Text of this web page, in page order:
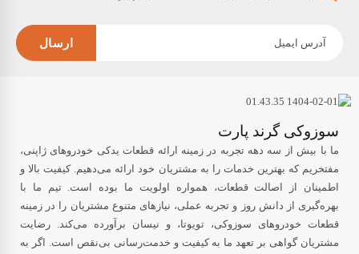
سوزوکی گرند پارت
ما با بیش از سه دهه تجربه در زمینه ارائه قطعات یدکی خودروهای ژاپنی،
مفتخریم که بهترین خدمات را به مشتریان خود ارائه می‌دهیم. کیفیت بالا و
اطمینان از اصالت قطعات، همواره اولویت ما بوده است. تیم ما با
بهره‌گیری از دانش روز و تجربه عملی، نیازهای متنوع مشتریان را در زمینه
قطعات خودروهای سوزوکی، تویوتا، و نیسان برآورده می‌کند. رضایت
مشتریان گواهی بر تعهد ما به کیفیت و خدمت‌رسانی بی‌نقص است. اگر به